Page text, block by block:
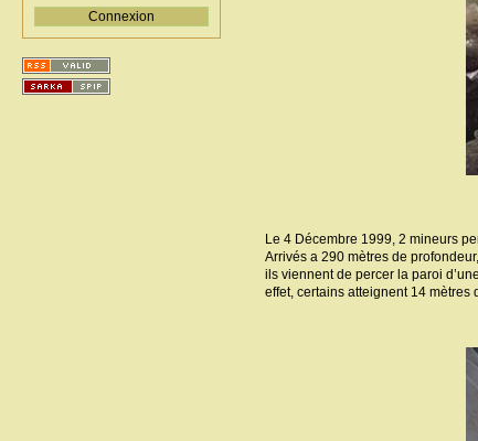
Le 4 Décembre 1999, 2 mineurs
Arrivés a 290 mètres de
ils viennent de percer la paroi
effet, certains atteignent 14 mètres
Connexion